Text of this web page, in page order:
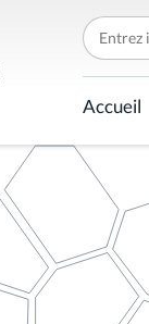
C
h
e
r
c
h
r
p
Accueil